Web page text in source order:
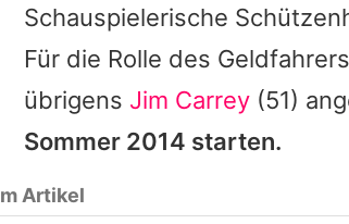
Schauspielerische
Für die Rolle des
übrigens Jim Carrey (51)
Sommer 2014 starten.
Artikel